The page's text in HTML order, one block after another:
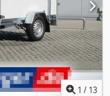
1 / 13